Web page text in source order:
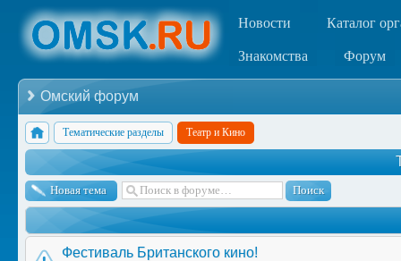
Новости Каталог
Знакомства Форум
Омский форум
Тематические разделы Театр и Кино
Новая тема
Фестиваль Британского кино!